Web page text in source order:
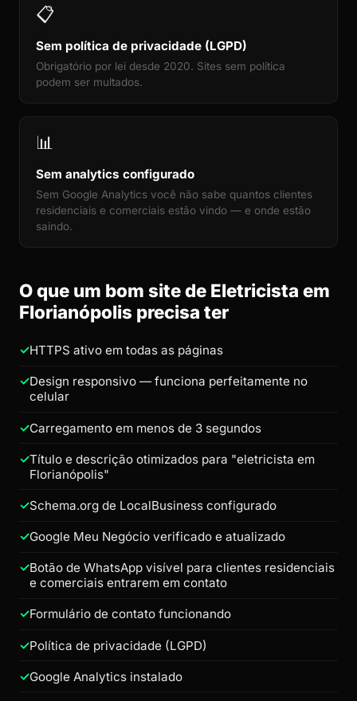
📋
Sem política de privacidade (LGPD)
Obrigatório por lei desde 2020. Sites sem política
podem ser multados.
📊
Sem analytics configurado
Sem Google Analytics você não sabe quantos clientes
residenciais e comerciais estão vindo — e onde estão
saindo.
O que um bom site de Eletricista em
Florianópolis precisa ter
HTTPS ativo em todas as páginas
Design responsivo — funciona perfeitamente no
celular
Carregamento em menos de 3 segundos
Título e descrição otimizados para "eletricista em
Florianópolis"
Schema.org de LocalBusiness configurado
Google Meu Negócio verificado e atualizado
Botão de WhatsApp visível para clientes residenciais
e comerciais entrarem em contato
Formulário de contato funcionando
Política de privacidade (LGPD)
Google Analytics instalado